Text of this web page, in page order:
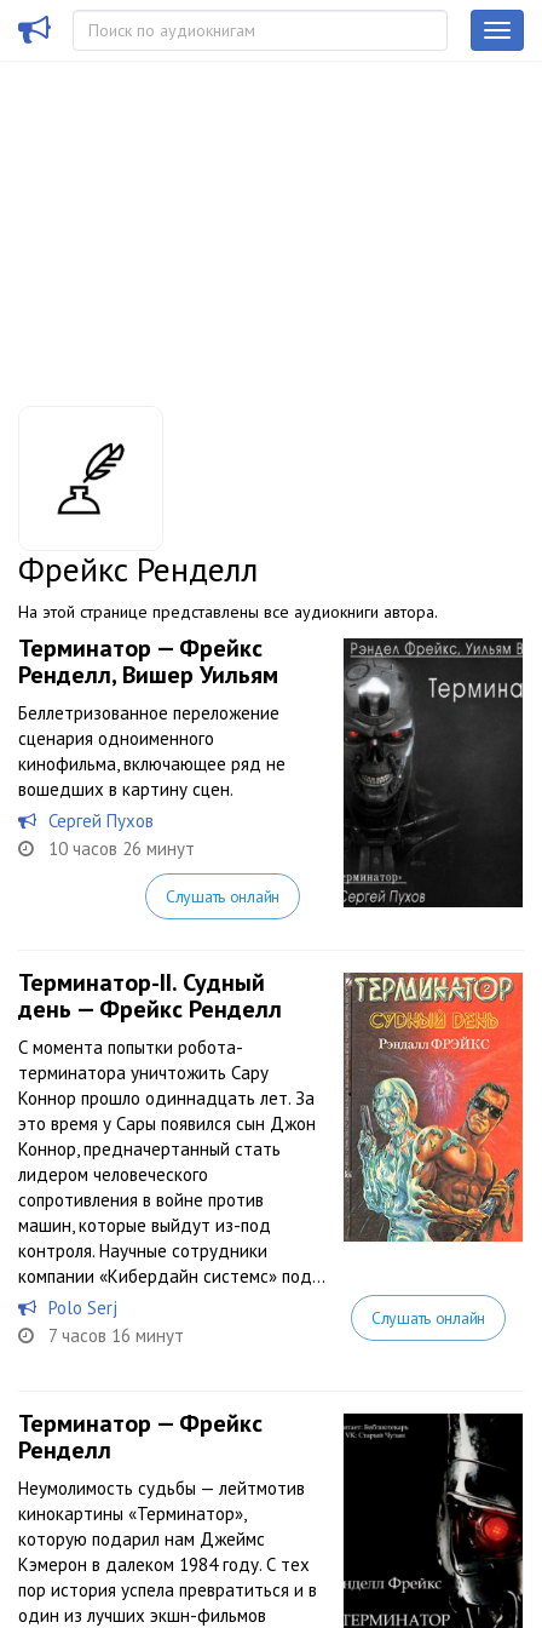
Фрейкс Ренделл
На этой странице представлены все аудиокниги автора.
Терминатор — Фрейкс
Ренделл, Вишер Уильям
Беллетризованное переложение
сценария одноименного
кинофильма, включающее ряд не
вошедших в картину сцен.
Сергей Пухов
10 часов 26 минут
Слушать онлайн
Терминатор-II. Судный
день — Фрейкс Ренделл
С момента попытки робота-
терминатора уничтожить Сару
Коннор прошло одиннадцать лет. За
это время у Сары появился сын Джон
Коннор, предначертанный стать
лидером человеческого
сопротивления в войне против
машин, которые выйдут из-под
контроля. Научные сотрудники
компании «Кибердайн системс» под...
Polo Serj
7 часов 16 минут
Слушать онлайн
Терминатор — Фрейкс
Ренделл
Неумолимость судьбы — лейтмотив
кинокартины «Терминатор»,
которую подарил нам Джеймс
Кэмерон в далеком 1984 году. С тех
пор история успела превратиться и в
один из лучших экшн-фильмов